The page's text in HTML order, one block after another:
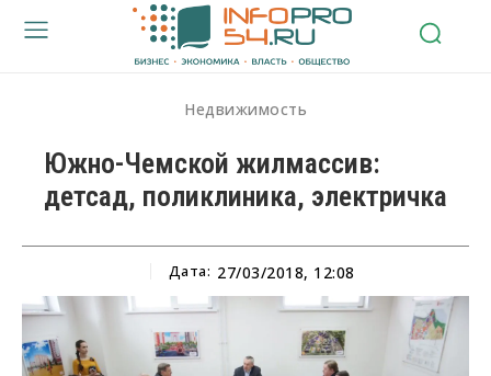
Недвижимость
Южно-Чемской жилмассив:
детсад, поликлиника, электричка
Дата: 27/03/2018, 12:08